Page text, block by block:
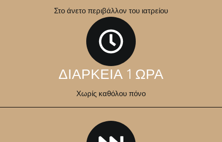
Στο άνετο περιβάλλον του ιατρείου
ΔΙΑΡΚΕΙΑ 1 ΩΡΑ
Χωρίς καθόλου πόνο